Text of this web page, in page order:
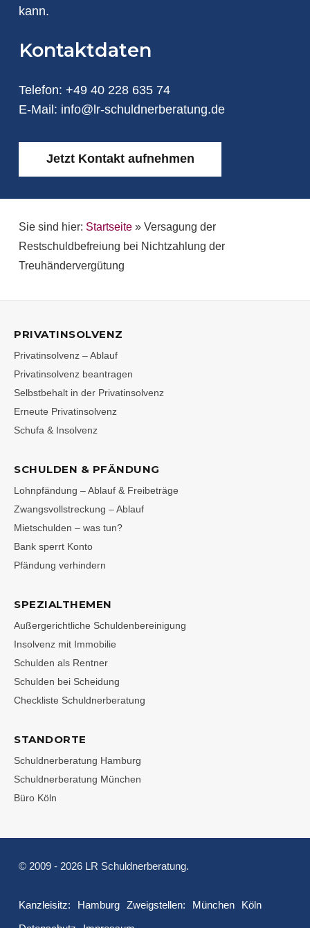
kann.
Kontaktdaten
Telefon: +49 40 228 635 74
E-Mail: info@lr-schuldnerberatung.de
Jetzt Kontakt aufnehmen
Sie sind hier: Startseite » Versagung der
Restschuldbefreiung bei Nichtzahlung der
Treuhändervergütung
PRIVATINSOLVENZ
Privatinsolvenz – Ablauf
Privatinsolvenz beantragen
Selbstbehalt in der Privatinsolvenz
Erneute Privatinsolvenz
Schufa & Insolvenz
SCHULDEN & PFÄNDUNG
Lohnpfändung – Ablauf & Freibeträge
Zwangsvollstreckung – Ablauf
Mietschulden – was tun?
Bank sperrt Konto
Pfändung verhindern
SPEZIALTHEMEN
Außergerichtliche Schuldenbereinigung
Insolvenz mit Immobilie
Schulden als Rentner
Schulden bei Scheidung
Checkliste Schuldnerberatung
STANDORTE
Schuldnerberatung Hamburg
Schuldnerberatung München
Büro Köln
© 2009 - 2026 LR Schuldnerberatung.
Kanzleisitz: Hamburg Zweigstellen: München
Köln